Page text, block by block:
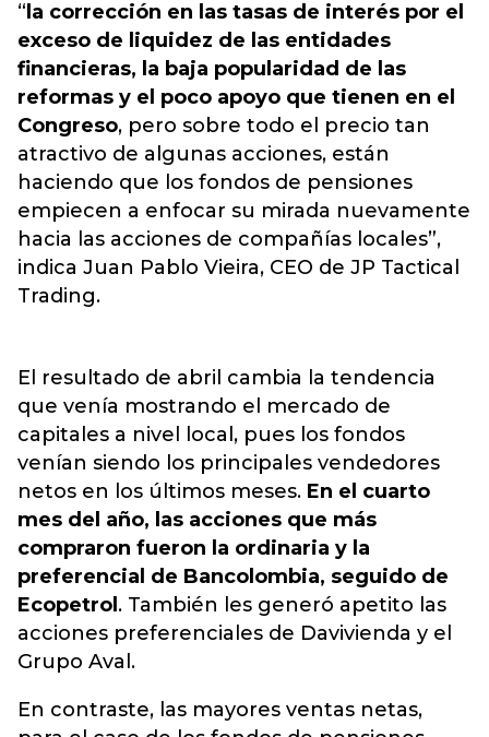
“ la corrección en las tasas de interés por el
exceso de liquidez de las entidades
financieras, la baja popularidad de las
reformas y el poco apoyo que tienen en el
Congreso, pero sobre todo el precio tan
atractivo de algunas acciones, están
haciendo que los fondos de pensiones
empiecen a enfocar su mirada nuevamente
hacia las acciones de compañías locales”,
indica Juan Pablo Vieira, CEO de JP Tactical
Trading.
El resultado de abril cambia la tendencia
que venía mostrando el mercado de
capitales a nivel local, pues los fondos
venían siendo los principales vendedores
netos en los últimos meses. En el cuarto
mes del año, las acciones que más
compraron fueron la ordinaria y la
preferencial de Bancolombia, seguido de
Ecopetrol . También les generó apetito las
acciones preferenciales de Davivienda y el
Grupo Aval.
En contraste, las mayores ventas netas,